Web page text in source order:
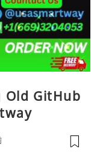
Old GitHub